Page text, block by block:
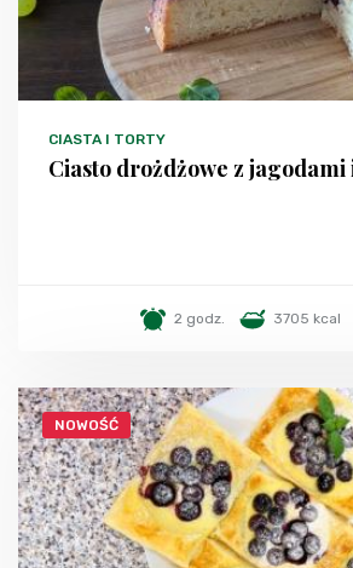
CIASTA I TORTY
Ciasto drożdżowe z
2 godz. 3705 kcal
NOWOŚĆ